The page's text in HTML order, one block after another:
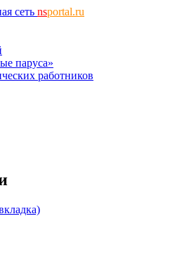
сеть nsportal.ru
паруса»
работников